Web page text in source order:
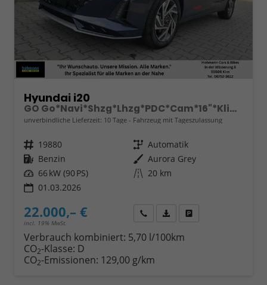
Hyundai i20
GO Go*Navi*Shzg*Lhzg*PDC*Cam*16"*Klima*VCockpit
unverbindliche Lieferzeit: 10 Tage Fahrzeug mit Tageszulassung
Fahrzeugnr. 19880 Getriebe Automatik
Kraftstoff Benzin Außenfarbe Aurora Grey
Leistung 66 kW (90 PS) Kilometerstand 20 km
01.03.2026
22.000,– €
incl. 19% MwSt.
Wir rufen Sie anFahrzeugexposé (PDF)
Verbrauch kombiniert: 5,70 l/100km
CO2-Klasse: D
CO2-Emissionen: 129,00 g/km